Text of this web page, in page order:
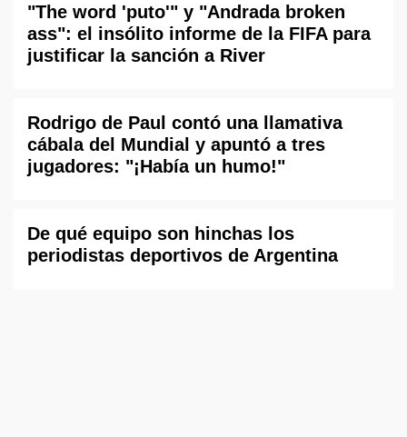
"The word 'puto'" y "Andrada broken
ass": el insólito informe de la FIFA para
justificar la sanción a River
Rodrigo de Paul contó una llamativa
cábala del Mundial y apuntó a tres
jugadores: "¡Había un humo!"
De qué equipo son hinchas los
periodistas deportivos de Argentina